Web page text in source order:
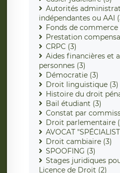
Autorités
indépendantes ou AAI
Fonds de commerce
Prestation
CRPC (3)
Aides financières et
personnes (3)
Démocratie (3)
Droit linguistique (3)
Histoire du droit
Bail étudiant (3)
Constat par
Droit parlementaire
AVOCAT
Droit cambiaire (3)
SPOOFING (3)
Stages juridiques
Licence de Droit (2)